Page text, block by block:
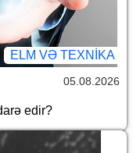
ELM VƏ TEXNIKA
05.08.2026
edir?